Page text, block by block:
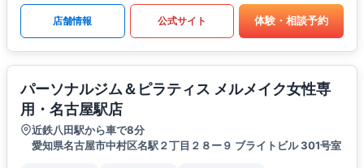
店舗情報 公式サイト 体験・相談予約
パーソナルジム＆ピラティス メルメイク女性専
用・名古屋駅店
近鉄八田駅から車で8分
愛知県名古屋市中村区名駅２丁目２８ー９ ブライトビル 301号室